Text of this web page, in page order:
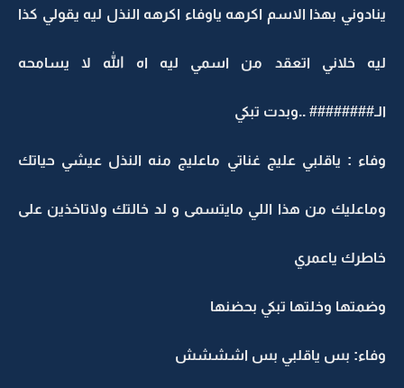
ينادوني بهذا الاسم اكرهه ياوفاء اكرهه النذل ليه يقولي كذا
ليه خلاني اتعقد من اسمي ليه اه الله لا يسامحه
الـ######## ..وبدت تبكي
وفاء : ياقلبي عليج غناتي ماعليج منه النذل عيشي حياتك
وماعليك من هذا اللي مايتسمى و لد خالتك ولاتاخذين على
خاطرك ياعمري
وضمتها وخلتها تبكي بحضنها
وفاء: بس ياقلبي بس اشششش